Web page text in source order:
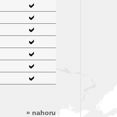
» nahoru